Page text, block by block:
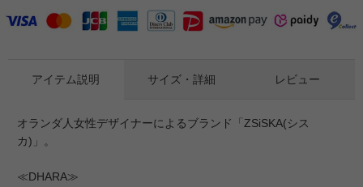
アイテム説明
オランダ人女性デザイナーによるブランド「ZSiSKA(シス
カ)」。
≪DHARA≫
サイズ・詳細 レビュー